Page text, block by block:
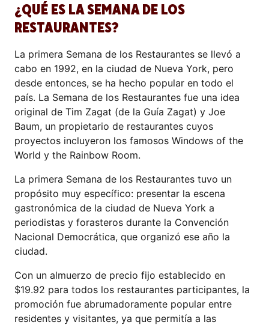
¿QUÉ ES LA SEMANA DE LOS
RESTAURANTES?
La primera Semana de los Restaurantes se llevó a
cabo en 1992, en la ciudad de Nueva York, pero
desde entonces, se ha hecho popular en todo el
país. La Semana de los Restaurantes fue una idea
original de Tim Zagat (de la Guía Zagat) y Joe
Baum, un propietario de restaurantes cuyos
proyectos incluyeron los famosos Windows of the
World y the Rainbow Room.
La primera Semana de los Restaurantes tuvo un
propósito muy específico: presentar la escena
gastronómica de la ciudad de Nueva York a
periodistas y forasteros durante la Convención
Nacional Democrática, que organizó ese año la
ciudad.
Con un almuerzo de precio fijo establecido en
$19.92 para todos los restaurantes participantes, la
promoción fue abrumadoramente popular entre
residentes y visitantes, ya que permitía a las